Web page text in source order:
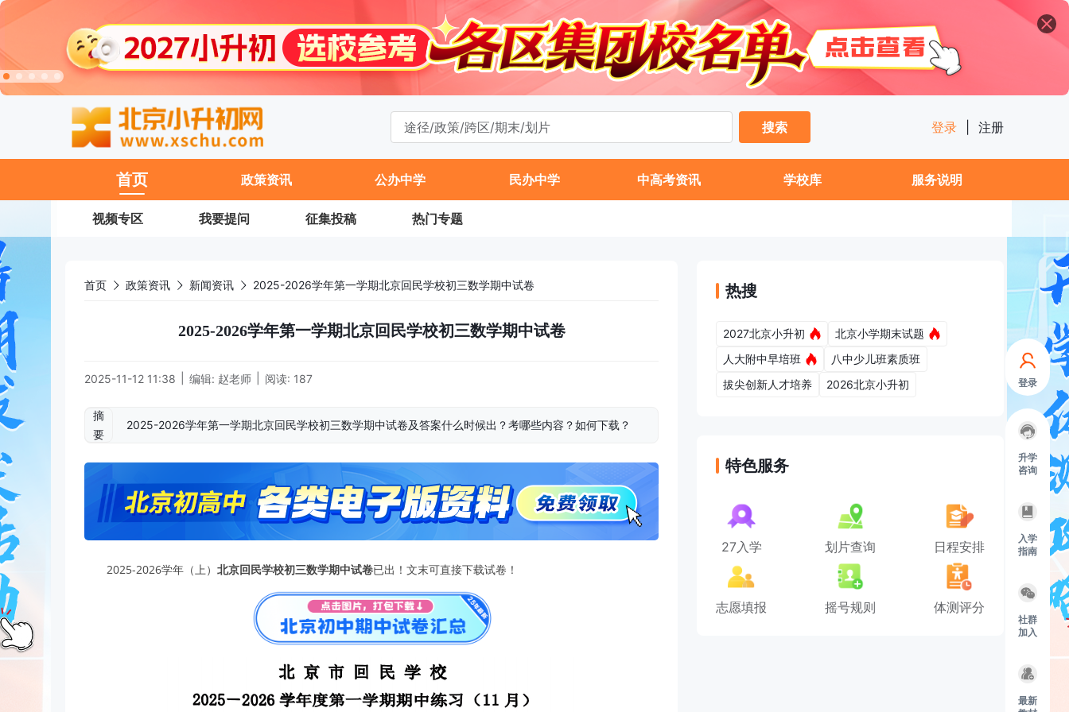
登录
升学
咨询
入学
指南
社群
加入
最新
搜索
登录 注册
首页 政策资讯 公办中学 民办中学 中高考资讯 学校库 服务说明
视频专区 我要提问 征集投稿 热门专题
首页 政策资讯 新闻资讯 2025-2026学年第一学期北京回民学校初三数学期中试卷
2025-2026学年第一学期北京回民学校初三数学期中试卷
2025-11-12 11:38 编辑: 赵老师 阅读: 187
摘
要
2025-2026学年第一学期北京回民学校初三数学期中试卷及答案什么时候出？考哪些内容？如何下载？
2025-2026学年（上） 北京回民学校初三数学期中试卷已出！文末可直接下载试卷！
热搜
2027北京小升初
北京小学期末试题
人大附中早培班
八中少儿班素质班
拔尖创新人才培养
2026北京小升初
特色服务
27入学 划片查询 日程安排
志愿填报 摇号规则 体测评分